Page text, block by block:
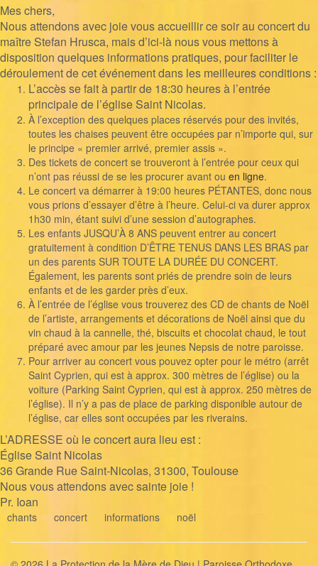
Mes chers,
Nous attendons avec joie vous accueillir ce soir au concert du
maître Stefan Hrusca, mais d’ici-là nous vous mettons à
disposition quelques informations pratiques, pour faciliter le
déroulement de cet événement dans les meilleures conditions :
L’accès se fait à partir de 18:30 heures à l’entrée
principale de l’église Saint Nicolas.
À l’exception des quelques places réservés pour des invités,
toutes les chaises peuvent être occupées par n’importe qui, sur
le principe « premier arrivé, premier assis ».
Des tickets de concert se trouveront à l’entrée pour ceux qui
n’ont pas réussi de se les procurer avant ou en ligne.
Le concert va démarrer à 19:00 heures PÉTANTES, donc nous
vous prions d’essayer d’être à l’heure. Celui-ci va durer approx
1h30 min, étant suivi d’une session d’autographes.
Les enfants JUSQU’À 8 ANS peuvent entrer au concert
gratuitement à condition D’ÊTRE TENUS DANS LES BRAS par
un des parents SUR TOUTE LA DURÉE DU CONCERT.
Également, les parents sont priés de prendre soin de leurs
enfants et de les garder près d’eux.
À l’entrée de l’église vous trouverez des CD de chants de Noël
de l’artiste, arrangements et décorations de Noël ainsi que du
vin chaud à la cannelle, thé, biscuits et chocolat chaud, le tout
préparé avec amour par les jeunes Nepsis de notre paroisse.
Pour arriver au concert vous pouvez opter pour le métro (arrêt
Saint Cyprien, qui est à approx. 300 mètres de l’église) ou la
voiture (Parking Saint Cyprien, qui est à approx. 250 mètres de
l’église). Il n’y a pas de place de parking disponible autour de
l’église, car elles sont occupées par les riverains.
L’ADRESSE où le concert aura lieu est :
Église Saint Nicolas
36 Grande Rue Saint-Nicolas, 31300, Toulouse
Nous vous attendons avec sainte joie !
Pr. Ioan
chants concert informations noël